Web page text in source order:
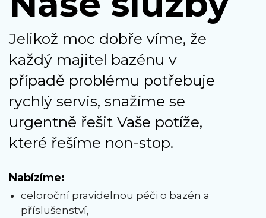
Jelikož moc dobře víme, že
každý majitel bazénu v
případě problému potřebuje
rychlý servis, snažíme se
urgentně řešit Vaše potíže,
které řešíme non-stop.
Nabízíme:
celoroční pravidelnou péči o bazén a
příslušenství,